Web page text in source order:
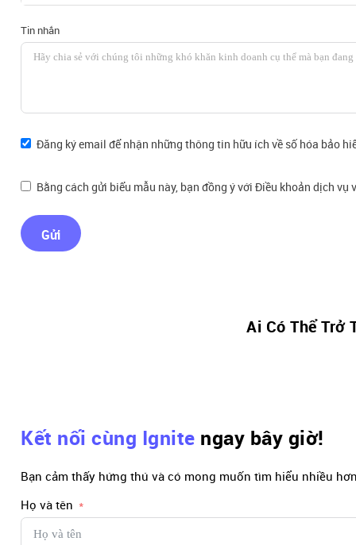
Tin nhắn
Đăng ký email để nhận những thông tin hữu ích về số hóa bảo
Bằng cách gửi biểu mẫu này, bạn đồng ý với Điều khoản dịch
Gửi
Ai Có Thể Trở
Kết nối cùng Ignite ngay bây giờ!
Bạn cảm thấy hứng thú và có mong muốn tìm hiểu nhiều
Họ và tên